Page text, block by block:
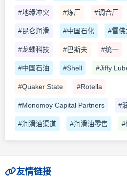
#地缘冲突 #炼厂 #调合厂
#昆仑润滑 #中国石化 #雪佛
#龙蟠科技 #巴斯夫 #统一
#中国石油 #Shell #Jiffy
#Quaker State #Rotella
#Monomoy Capital Partners #
#润滑油渠道 #润滑油零售 #
友情链接